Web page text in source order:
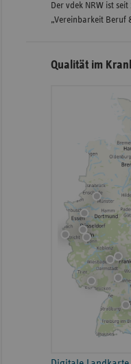
Der vdek NRW ist
„Vereinbarkeit Beruf
Qualität im